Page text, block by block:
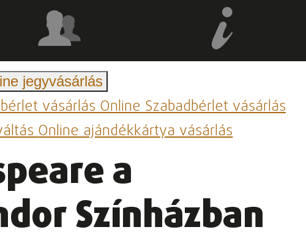
jegyvásárlás
vásárlásOnline Szabadbérlet vásárlás
Online ajándékkártya vásárlás
a
Színházban